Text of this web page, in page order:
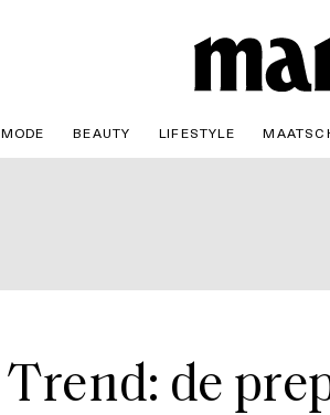
MODE BEAUTY LIFESTYLE
Trend: de